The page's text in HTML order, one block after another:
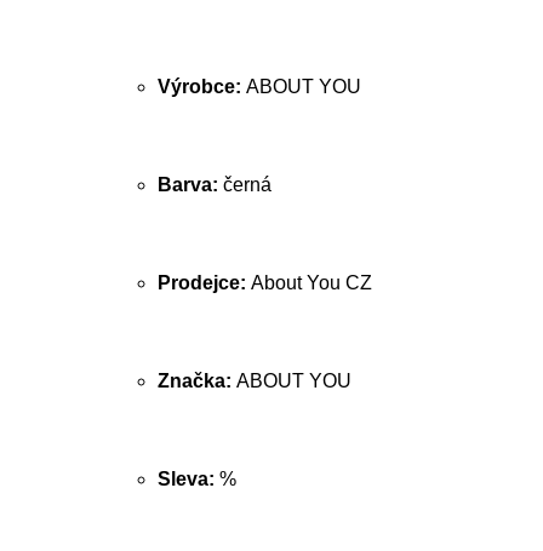
Výrobce: ABOUT YOU
Barva: černá
Prodejce: About You CZ
Značka: ABOUT YOU
Sleva: %